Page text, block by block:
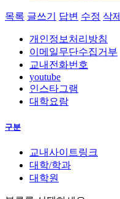
목록 글쓰기 답변 수정 삭제
개인정보처리방침
이메일무단수집거부
교내전화번호
youtube
인스타그램
대학요람
구분
교내사이트링크
대학/학과
대학원